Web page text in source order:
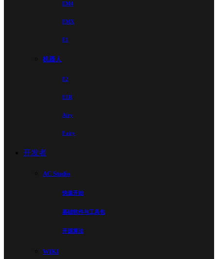
EM4
EMX
E1
机器人
E2
E1R
Airy
Fairy
开发者
AC Studio
快速开始
基础软件与工具包
开源算法
WIKI